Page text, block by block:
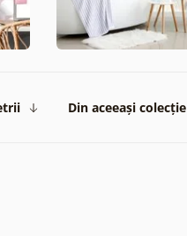
Din aceeași colecție